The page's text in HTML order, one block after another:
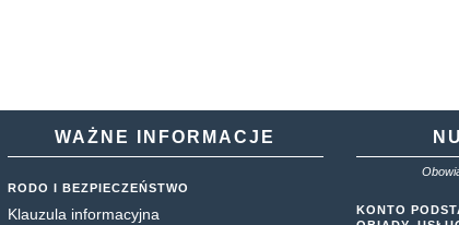
WAŻNE INFORMACJE
RODO I BEZPIECZEŃSTWO
Klauzula informacyjna
KONTO